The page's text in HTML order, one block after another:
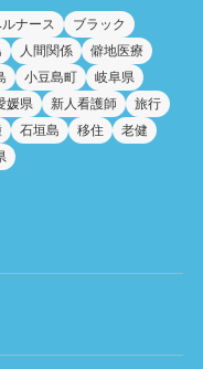
ルナース
ブラック
人間関係
僻地医療
小豆島町
岐阜県
媛県 新人看護師
旅行
石垣島 移住
老健